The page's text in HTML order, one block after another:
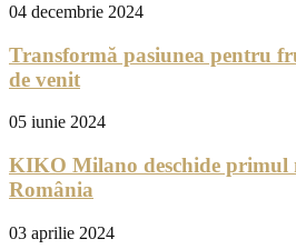
04 decembrie 2024
Transformă pasiunea pentru
de venit
05 iunie 2024
KIKO Milano deschide primul
România
03 aprilie 2024